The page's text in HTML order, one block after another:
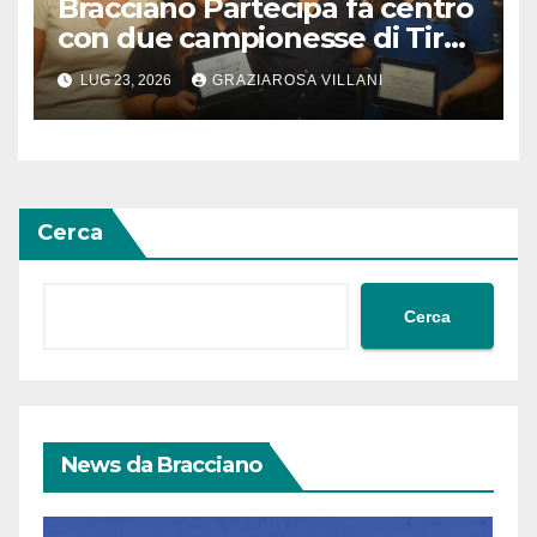
Bracciano Partecipa fa centro
con due campionesse di Tiro
a Segno in vista delle urne
LUG 23, 2026 GRAZIAROSA VILLANI
Cerca
Cerca
News da Bracciano